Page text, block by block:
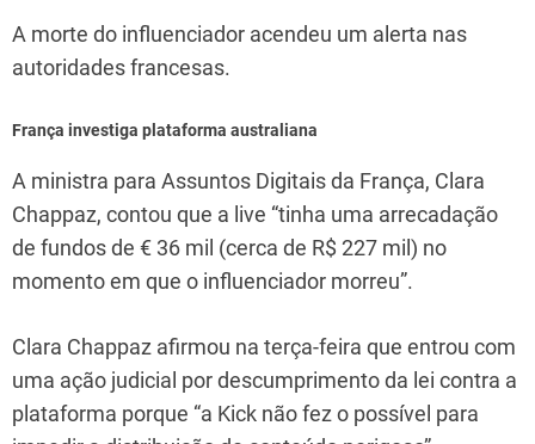
A morte do influenciador acendeu um alerta nas
autoridades francesas.
França investiga plataforma australiana
A ministra para Assuntos Digitais da França, Clara
Chappaz, contou que a live “tinha uma arrecadação
de fundos de € 36 mil (cerca de R$ 227 mil) no
momento em que o influenciador morreu”.
Clara Chappaz afirmou na terça-feira que entrou com
uma ação judicial por descumprimento da lei contra a
plataforma porque “a Kick não fez o possível para